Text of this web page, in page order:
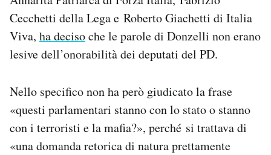
Cecchetti della Lega e Roberto Giachetti di Italia
Viva, ha decisoche le parole di Donzelli non erano
lesive dell’onorabilità dei deputati del PD.
Nello specifico non ha però giudicato la frase
«questi parlamentari stanno con lo stato o stanno
con i terroristi e la mafia?», perché si trattava di
«una domanda retorica di natura prettamente